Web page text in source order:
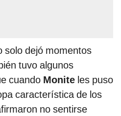
solo dejó momentos
tuvo algunos
cuando Monite les puso
característica de los
no sentirse